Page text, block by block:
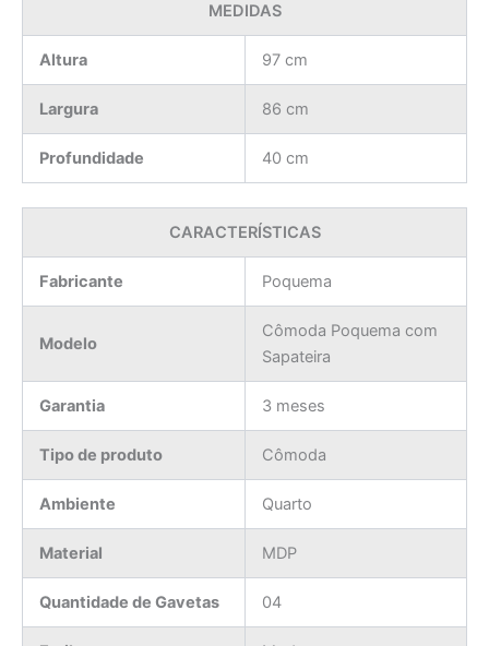
MEDIDAS
Altura 97 cm
Largura 86 cm
Profundidade 40 cm
CARACTERÍSTICAS
Fabricante Poquema
Modelo
Cômoda Poquema com
Sapateira
Garantia 3 meses
Tipo de produto Cômoda
Ambiente Quarto
Material MDP
Quantidade de Gavetas 04